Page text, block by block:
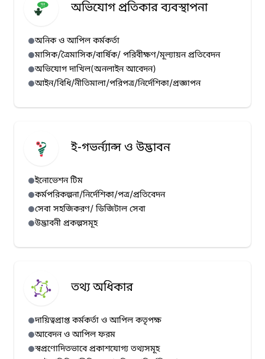
অভিযোগ প্রতিকার ব্যবস্থাপনা
অনিক ও আপিল কর্মকর্তা
মাসিক/ত্রৈমাসিক/বার্ষিক/ পরিবীক্ষণ/মূল্যায়ন প্রতিবেদন
অভিযোগ দাখিল(অনলাইন আবেদন)
আইন/বিধি/নীতিমালা/পরিপত্র/নির্দেশিকা/প্রজ্ঞাপন
ই-গভর্ন্যান্স ও উদ্ভাবন
ইনোভেশন টিম
কর্মপরিকল্পনা/নির্দেশিকা/পত্র/প্রতিবেদন
সেবা সহজিকরণ/ ডিজিটাল সেবা
উদ্ভাবনী প্রকল্পসমূহ
তথ্য অধিকার
দায়িত্বপ্রাপ্ত কর্মকর্তা ও আপিল কতৃপক্ষ
আবেদন ও আপিল ফরম
স্বপ্রণোদিতভাবে প্রকাশযোগ্য তথ্যসমূহ